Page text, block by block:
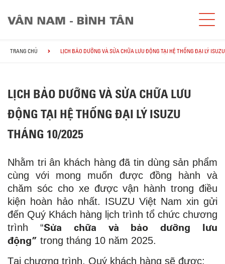
TRANG CHỦ LỊCH BẢO DƯỠNG VÀ SỬA CHỮA LƯU ĐỘNG TẠI HỆ THỐNG ĐẠI LÝ
LỊCH BẢO DƯỠNG VÀ SỬA CHỮA LƯU
ĐỘNG TẠI HỆ THỐNG ĐẠI LÝ ISUZU
THÁNG 10/2025
Nhằm tri ân khách hàng đã tin dùng sản phẩm
cùng với mong muốn được đồng hành và
chăm sóc cho xe được vận hành trong điều
kiện hoàn hảo nhất. ISUZU Việt Nam xin gửi
đến Quý Khách hàng lịch trình tổ chức chương
trình “Sửa chữa và bảo dưỡng lưu
động” trong tháng 10 năm 2025.
Tại chương trình, Quý khách hàng sẽ được: